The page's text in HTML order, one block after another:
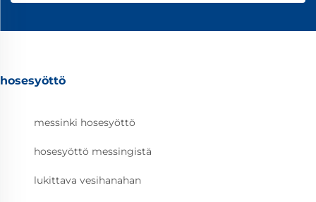
hosesyöttö
messinki hosesyöttö
hosesyöttö messingistä
lukittava vesihanahan